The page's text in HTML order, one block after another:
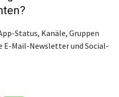
Status, Kanäle, Gruppen
Mail-Newsletter und Social-